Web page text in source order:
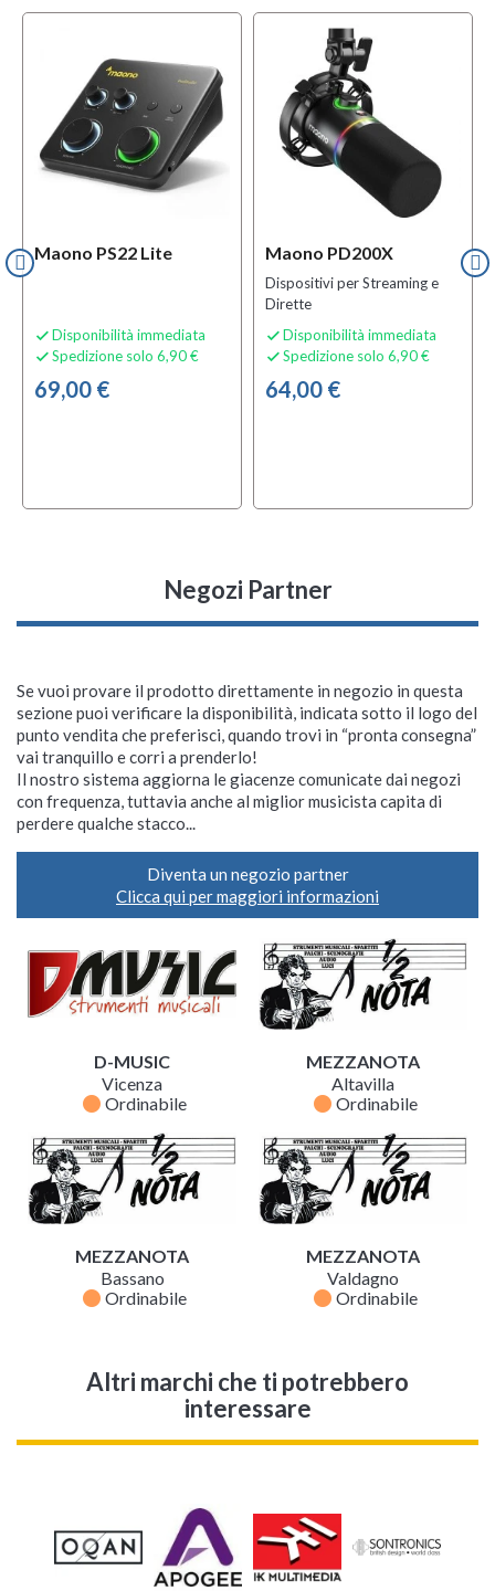
Maono PS22 Lite
 Disponibilità immediata
 Spedizione solo 6,90 €
69,00 €
Maono PD200X
Dispositivi per Streaming e
Dirette
 Disponibilità immediata
 Spedizione solo 6,90 €
64,00 €
Negozi Partner
Se vuoi provare il prodotto direttamente in negozio in questa
sezione puoi verificare la disponibilità, indicata sotto il logo del
punto vendita che preferisci, quando trovi in “pronta consegna”
vai tranquillo e corri a prenderlo!
Il nostro sistema aggiorna le giacenze comunicate dai negozi
con frequenza, tuttavia anche al miglior musicista capita di
perdere qualche stacco...
Diventa un negozio partner
Clicca qui per maggiori informazioni
D-MUSIC
Vicenza
fiber_manual_record Ordinabile
MEZZANOTA
Altavilla
fiber_manual_record Ordinabile
MEZZANOTA
Bassano
fiber_manual_record Ordinabile
MEZZANOTA
Valdagno
fiber_manual_record Ordinabile
Altri marchi che ti potrebbero
interessare